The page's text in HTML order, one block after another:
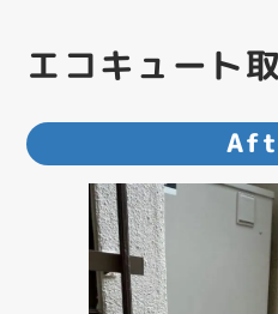
エコキュート